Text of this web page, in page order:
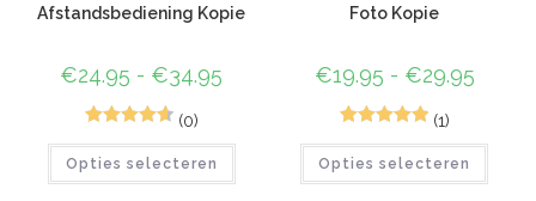
Afstandsbediening Kopie
€24.95 - €34.95
d4.67op 5
(0)
Opties selecteren
Foto Kopie
€19.95 - €29.95
5.00op 5
(1)
Opties selecteren